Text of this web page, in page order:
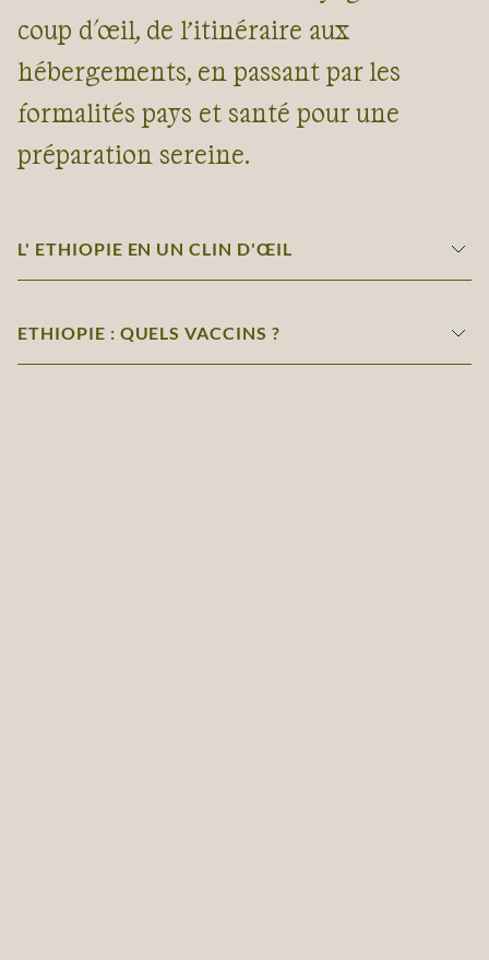
coup d'œil, de l’itinéraire aux
hébergements, en passant par les
formalités pays et santé pour une
préparation sereine.
L' ETHIOPIE EN UN CLIN D'ŒIL
ETHIOPIE : QUELS VACCINS ?